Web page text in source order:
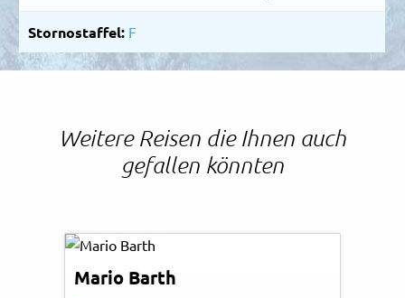
Stornostaffel: F
Weitere Reisen die Ihnen auch
gefallen könnten
Mario Barth